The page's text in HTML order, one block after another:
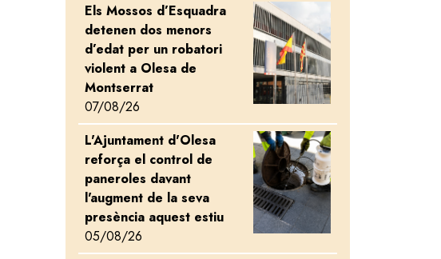
Els Mossos d’Esquadra
detenen dos menors
d’edat per un robatori
violent a Olesa de
Montserrat
07/08/26
Image
L'Ajuntament d'Olesa
reforça el control de
paneroles davant
l'augment de la seva
presència aquest estiu
05/08/26
Image